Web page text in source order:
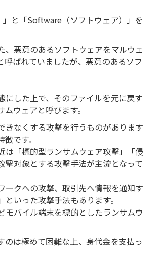
と「Software（ソフトウェア）」を
悪意のあるソフトウェアをマルウェ
ばれていましたが、悪意のあるソフ
した上で、そのファイルを元に戻す
ウェアと呼びます。
なくする攻撃を行うものがあります
です。
は「標的型ランサムウェア攻撃」「侵
対象とする攻撃手法が主流となって
ークへの攻撃、取引先へ情報を通知す
いった攻撃手法もあります。
モバイル端末を標的としたランサムウ
は極めて困難な上、身代金を支払っ